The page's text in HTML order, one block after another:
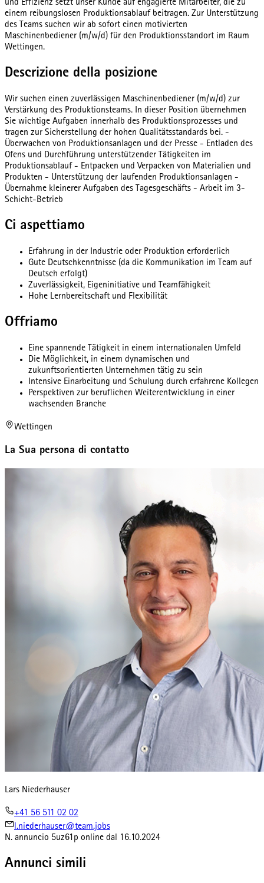
und Effizienz setzt unser Kunde auf engagierte Mitarbeiter, die zu
einem reibungslosen Produktionsablauf beitragen. Zur Unterstützung
des Teams suchen wir ab sofort einen motivierten
Maschinenbediener (m/w/d) für den Produktionsstandort im Raum
Wettingen.
Descrizione della posizione
Wir suchen einen zuverlässigen Maschinenbediener (m/w/d) zur
Verstärkung des Produktionsteams. In dieser Position übernehmen
Sie wichtige Aufgaben innerhalb des Produktionsprozesses und
tragen zur Sicherstellung der hohen Qualitätsstandards bei. -
Überwachen von Produktionsanlagen und der Presse - Entladen des
Ofens und Durchführung unterstützender Tätigkeiten im
Produktionsablauf - Entpacken und Verpacken von Materialien und
Produkten - Unterstützung der laufenden Produktionsanlagen -
Übernahme kleinerer Aufgaben des Tagesgeschäfts - Arbeit im 3-
Schicht-Betrieb
Ci aspettiamo
Erfahrung in der Industrie oder Produktion erforderlich
Gute Deutschkenntnisse (da die Kommunikation im Team auf
Deutsch erfolgt)
Zuverlässigkeit, Eigeninitiative und Teamfähigkeit
Hohe Lernbereitschaft und Flexibilität
Offriamo
Eine spannende Tätigkeit in einem internationalen Umfeld
Die Möglichkeit, in einem dynamischen und
zukunftsorientierten Unternehmen tätig zu sein
Intensive Einarbeitung und Schulung durch erfahrene Kollegen
Perspektiven zur beruflichen Weiterentwicklung in einer
wachsenden Branche
Wettingen
La Sua persona di contatto
Lars Niederhauser
+41 56 511 02 02
l.niederhauser@team.jobs
N. annuncio 5uz61p online dal 16.10.2024
Annunci simili